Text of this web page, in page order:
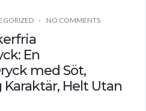
NO COMMENTS
En
med Söt,
Helt Utan